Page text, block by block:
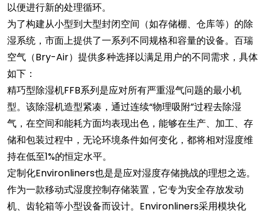
以便进行新的处理循环。
为了构建从小型到大型封闭空间（如存储棚、仓库等）的除
湿系统，市面上提供了一系列不同规格和容量的设备。百瑞
空气（Bry-Air）提供多种选择以满足用户的不同需求，具体
如下：
精巧型除湿机FFB系列是应对所有严重湿气问题的最小机
型。该除湿机造型紧凑，通过连续“物理吸附”过程去除湿
气，在空间和能耗方面均表现出色，能够在生产、加工、存
储和包装过程中，无论环境条件如何变化，都将相对湿度维
持在低至1%的恒定水平。
定制化Environliners也是是应对湿度存储挑战的理想之选。
作为一款移动式湿度控制存储装置，它专为安全存放发动
机、齿轮箱等小型设备而设计。Environliners采用模块化